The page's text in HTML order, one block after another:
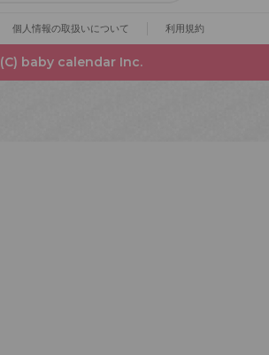
個人情報の取扱いについて 利用規約
(C) baby calendar Inc.